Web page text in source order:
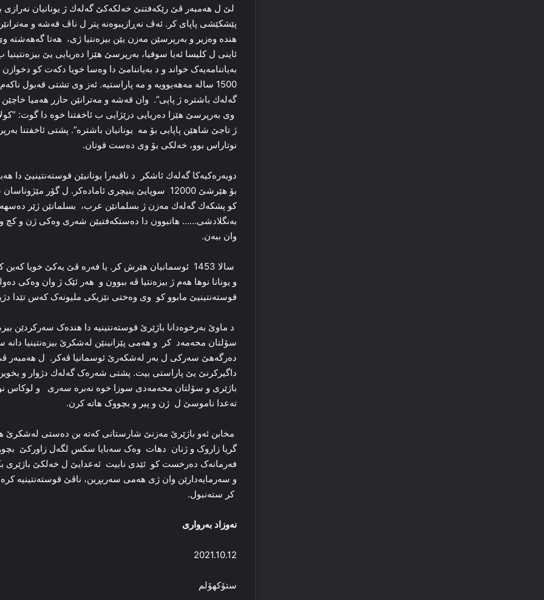
لێ ل هەمبەر ڤێ رێکەفتنێ خەلکەکێ گەلەك ژ یونانیان
پێشکێشی پاپای کر. ئەڤ نەڕازیبوەنە پتر ل ناڤ قەشە و
هندە وەزیر و بەرپرسێن مەزن یێن بیزەنتیا ژی، هەتا
ئاینی ل کلیسا ئەیا سوفیا، بەرپرسێ هێزا دەریایی یێ
بەیاننامەیەک خواند و د بەیاننامێ دا وەسا خویا دکەت کو
1500 سالە مەهەیوویە و مە پاراستیە. ئەز وی تشتی قەبول
گەلەك باشترە ژ پاپی”. وان قەشە و مەترانێن حازر هەمیا
وی بەرپرسێ ھێزا دەریایی درێژایی ب ئاخفتنا خوە دا گوت:
ژ تاجێ شاهێن پاپایی بۆ مە یونانیان باشترە”. پشتی ئاخفتنا
نوتاراس بوو، خەلکی بۆ وی دەست قوتان.
دوبەرەکیەکا گەلەك ئاشکر د ناڤبەرا یونانیێن قوستەنتینیێ
كو پشكەك گەلەك مەزن ژ بسلمانێن عرب، بسلمانێن ژێر
بەنگلادشی…… هاتبوون دا دەستکەفتیێن شەری وەکی ژن و کچ و
وان ببەن.
سالا 1453 ئوسمانیان هێرش کر. یا فەرە ڤێ یەكێ خویا
و یونانا نوها هەم ژ بیزەنتیا ڤە ببوون و هەر ئێک ژ وان وەكی
قوستەنتینیێ مابوو كو وی وەختی نێزیکی ملیونەک کەس تێدا
د ماوێ بەرخوەدانا باژێرێ قوستەنتینیە دا هندەک سەرکردێن
سۆلتان محەمەد کر و هەمی پێزانینێن لەشکرێ بیزەنتینیا
دەرگەهێ سەرکی ل بەر لەشکەرێ ئوسمانیا ڤەکر. ل هەمبەر
داگیرکرنێ یێ پاراستی بیت. پشتی شەرەک گەلەك دژوار و
باژێری و سۆلتان محەمەدی سوزا خوە نەبرە سەری و لوکاس
تەعدا ناموسێ ل ژن و پیر و بچووک ھاتە كرن.
مخابن ئەو باژێرێ مەزنێ شارستانی کەتە بن دەستی
گریا زاروک و ژنان دهات وەک سەبایا سکس لگەل زاورکێ
فەرمانەک دەرخست كو ئێدی نابیت ئەعدایێ ل خەلکێ باژێری
و سەرمایەدارێن وان ژی هەمی سەربڕین، ناڤێ قوستەنتینیە
كر ستەنبول.
نەوزاد بەرواری
2021.10.12
ستۆكھۆلم